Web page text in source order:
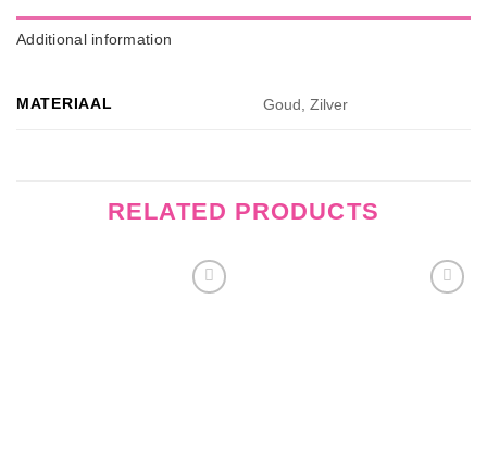
Additional information
MATERIAAL Goud, Zilver
RELATED PRODUCTS